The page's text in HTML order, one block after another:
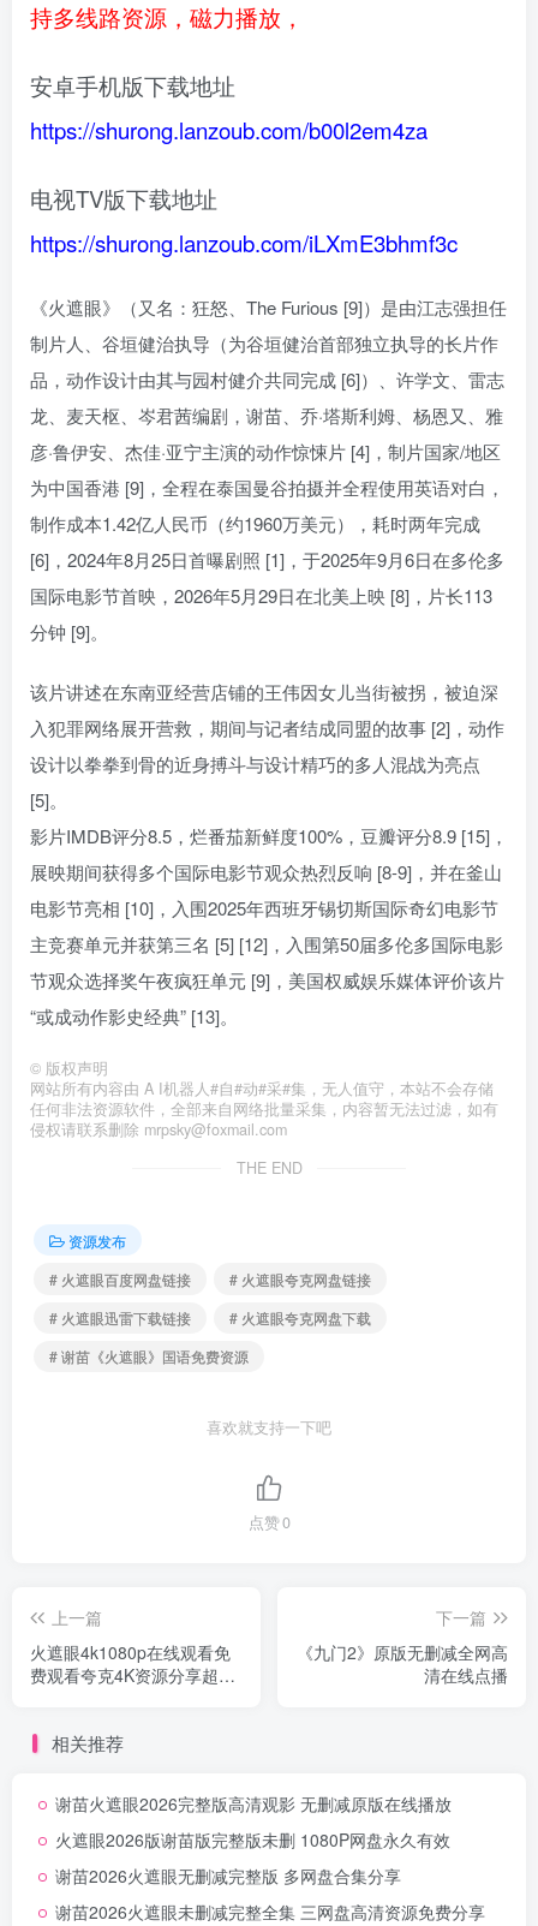
持多线路资源，磁力播放，
安卓手机版下载地址
https://shurong.lanzoub.com/b00l2em4za
电视TV版下载地址
https://shurong.lanzoub.com/iLXmE3bhmf3c
《火遮眼》（又名：狂怒、The Furious [9]）是由江志强担任
制片人、谷垣健治执导（为谷垣健治首部独立执导的长片作
品，动作设计由其与园村健介共同完成 [6]）、许学文、雷志
龙、麦天枢、岑君茜编剧，谢苗、乔·塔斯利姆、杨恩又、雅
彦·鲁伊安、杰佳·亚宁主演的动作惊悚片 [4]，制片国家/地区
为中国香港 [9]，全程在泰国曼谷拍摄并全程使用英语对白，
制作成本1.42亿人民币（约1960万美元），耗时两年完成
[6]，2024年8月25日首曝剧照 [1]，于2025年9月6日在多伦多
国际电影节首映，2026年5月29日在北美上映 [8]，片长113
分钟 [9]。
该片讲述在东南亚经营店铺的王伟因女儿当街被拐，被迫深
入犯罪网络展开营救，期间与记者结成同盟的故事 [2]，动作
设计以拳拳到骨的近身搏斗与设计精巧的多人混战为亮点
[5]。
影片IMDB评分8.5，烂番茄新鲜度100%，豆瓣评分8.9 [15]，
展映期间获得多个国际电影节观众热烈反响 [8-9]，并在釜山
电影节亮相 [10]，入围2025年西班牙锡切斯国际奇幻电影节
主竞赛单元并获第三名 [5] [12]，入围第50届多伦多国际电影
节观众选择奖午夜疯狂单元 [9]，美国权威娱乐媒体评价该片
“或成动作影史经典” [13]。
© 版权声明
网站所有内容由 A I机器人#自#动#采#集，无人值守，本站不会存储
任何非法资源软件，全部来自网络批量采集，内容暂无法过滤，如有
侵权请联系删除 mrpsky@foxmail.com
THE END
资源发布
# 火遮眼百度网盘链接
# 火遮眼夸克网盘链接
# 火遮眼迅雷下载链接
# 火遮眼夸克网盘下载
# 谢苗《火遮眼》国语免费资源
喜欢就支持一下吧
点赞0
上一篇
火遮眼4k1080p在线观看免
费观看夸克4K资源分享超清
下一篇
《九门2》原版无删减全网高
清在线点播
相关推荐
谢苗火遮眼2026完整版高清观影 无删减原版在线播放
火遮眼2026版谢苗版完整版未删 1080P网盘永久有效
谢苗2026火遮眼无删减完整版 多网盘合集分享
谢苗2026火遮眼未删减完整全集 三网盘高清资源免费分享